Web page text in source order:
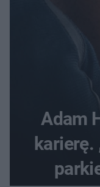
Adam
karierę.